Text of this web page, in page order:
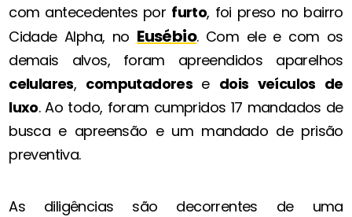
com antecedentes por furto, foi preso no bairro
Cidade Alpha, no Eusébio. Com ele e com os
demais alvos, foram apreendidos aparelhos
celulares, computadores e dois veículos de
luxo. Ao todo, foram cumpridos 17 mandados de
busca e apreensão e um mandado de prisão
preventiva.
As diligências são decorrentes de uma